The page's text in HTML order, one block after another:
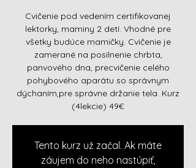
Cvičenie pod vedením certifikovanej
lektorky, maminy 2 detí. Vhodné pre
všetky budúce mamičky. Cvičenie je
zamerané na posilnenie chrbta,
panvového dna, precvičenie celého
pohybového aparátu so správnym
dýchaním,pre správne držanie tela. Kurz
(4lekcie) 49€
Tento kurz už začal. Ak máte
záujem do neho nastúpiť,